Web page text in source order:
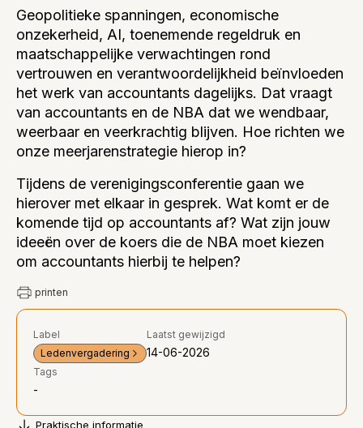
Geopolitieke spanningen, economische
onzekerheid, AI, toenemende regeldruk en
maatschappelijke verwachtingen rond
vertrouwen en verantwoordelijkheid beïnvloeden
het werk van accountants dagelijks. Dat vraagt
van accountants en de NBA dat we wendbaar,
weerbaar en veerkrachtig blijven. Hoe richten we
onze meerjarenstrategie hierop in?
Tijdens de verenigingsconferentie gaan we
hierover met elkaar in gesprek. Wat komt er de
komende tijd op accountants af? Wat zijn jouw
ideeën over de koers die de NBA moet kiezen
om accountants hierbij te helpen?
printen
Label
Ledenvergadering
Laatst gewijzigd
14-06-2026
Tags
-
Praktische informatie